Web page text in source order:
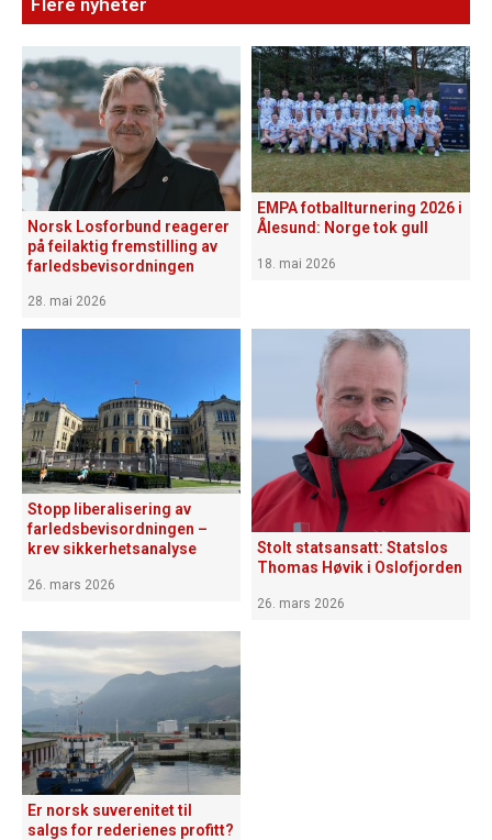
Flere nyheter
Norsk Losforbund reagerer
på feilaktig fremstilling av
farledsbevisordningen
28. mai 2026
EMPA fotballturnering 2026 i
Ålesund: Norge tok gull
18. mai 2026
Stopp liberalisering av
farledsbevisordningen –
krev sikkerhetsanalyse
26. mars 2026
Stolt statsansatt: Statslos
Thomas Høvik i Oslofjorden
26. mars 2026
Er norsk suverenitet til
salgs for rederienes profitt?